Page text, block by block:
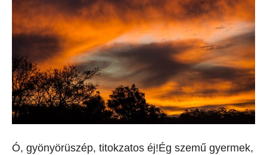
Ó, gyönyörüszép, titokzatos éj!Ég szemű gyermek,